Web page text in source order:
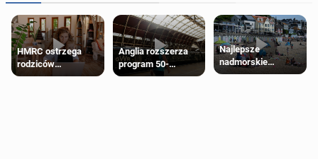
HMRC ostrzega
rodziców
pobierających Child
Anglia rozszerza
program 50-
procentowych
Najlepsze
nadmorskie
miasteczko blisko